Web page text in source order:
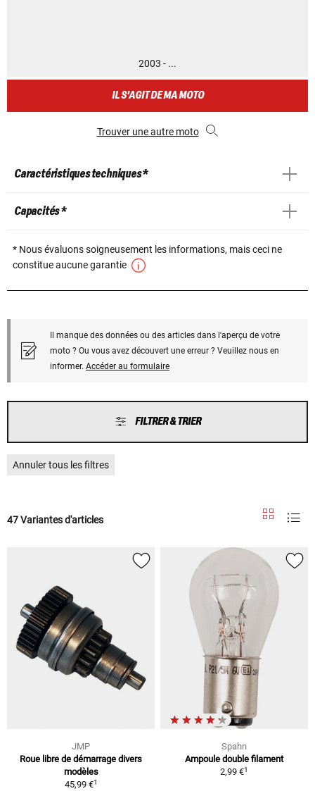
2003 - ...
IL S'AGIT DE MA MOTO
Trouver une autre moto
Caractéristiques techniques *
Capacités *
* Nous évaluons soigneusement les informations, mais ceci ne
constitue aucune garantie
Il manque des données ou des articles dans l'aperçu de votre
moto ? Ou vous avez découvert une erreur ? Veuillez nous en
informer. Accéder au formulaire
FILTRER & TRIER
Annuler tous les filtres
47 Variantes d'articles
JMP
Roue libre de démarrage divers
modèles
45,99 €1
Spahn
Ampoule double filament
2,99 €1